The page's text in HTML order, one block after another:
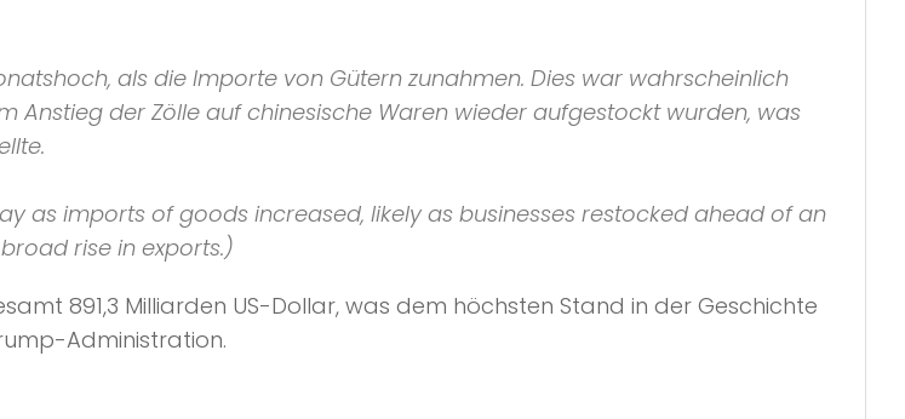
als die Importe von Gütern zunahmen. Dies war wahrscheinlich
Anstieg der Zölle auf chinesische Waren wieder aufgestockt wurden, was
as imports of goods increased, likely as businesses restocked ahead of an
rise in exports.)
891,3 Milliarden US-Dollar, was dem höchsten Stand in der Geschichte
Administration.